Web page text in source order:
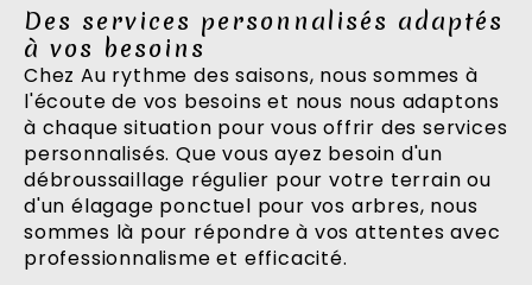
Des services personnalisés adaptés
à vos besoins
Chez Au rythme des saisons, nous sommes à
l'écoute de vos besoins et nous nous adaptons
à chaque situation pour vous offrir des services
personnalisés. Que vous ayez besoin d'un
débroussaillage régulier pour votre terrain ou
d'un élagage ponctuel pour vos arbres, nous
sommes là pour répondre à vos attentes avec
professionnalisme et efficacité.